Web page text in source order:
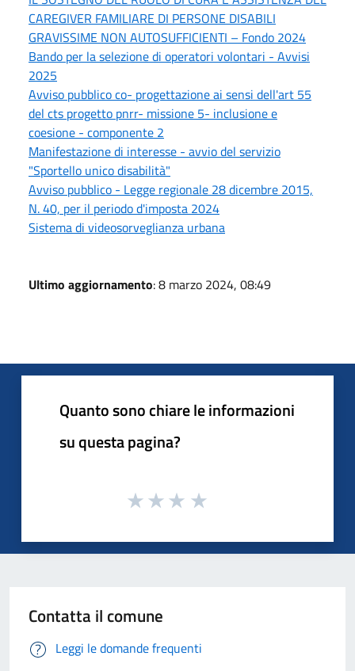
CAREGIVER FAMILIARE DI PERSONE DISABILI
GRAVISSIME NON AUTOSUFFICIENTI – Fondo 2024
Bando per la selezione di operatori volontari - Avvisi
2025
Avviso pubblico co- progettazione ai sensi dell'art 55
del cts progetto pnrr- missione 5- inclusione e
coesione - componente 2
Manifestazione di interesse - avvio del servizio
"Sportello unico disabilità"
Avviso pubblico - Legge regionale 28 dicembre 2015,
N. 40, per il periodo d'imposta 2024
Sistema di videosorveglianza urbana
Ultimo aggiornamento: 8 marzo 2024, 08:49
Quanto sono chiare le informazioni
su questa pagina?
Contatta il comune
Leggi le domande frequenti